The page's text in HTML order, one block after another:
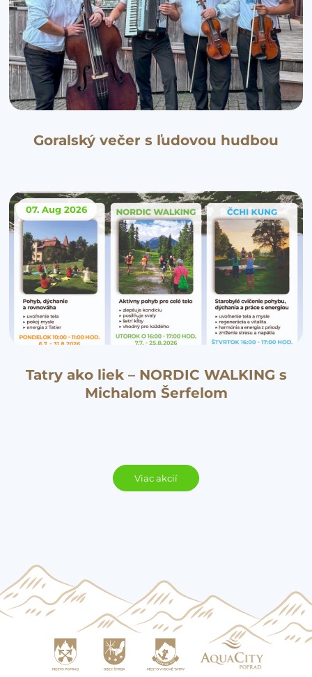
Goralský večer s ľudovou hudbou
07. Aug 2026
Tatry ako liek – NORDIC WALKING s
Michalom Šerfelom
Viac akcií